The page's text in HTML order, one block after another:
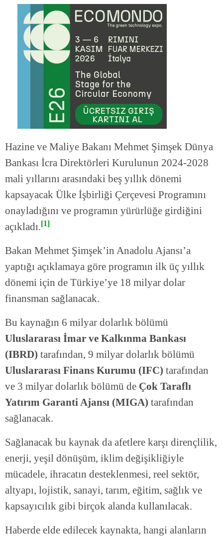
Hazine ve Maliye Bakanı Mehmet Şimşek Dünya
Bankası İcra Direktörleri Kurulunun 2024-2028
mali yıllarını arasındaki beş yıllık dönemi
kapsayacak Ülke İşbirliği Çerçevesi Programını
onayladığını ve programın yürürlüğe girdiğini
açıkladı.[1]
Bakan Mehmet Şimşek’in Anadolu Ajansı’a
yaptığı açıklamaya göre programın ilk üç yıllık
dönemi için de Türkiye’ye 18 milyar dolar
finansman sağlanacak.
Bu kaynağın 6 milyar dolarlık bölümü
Uluslararası İmar ve Kalkınma Bankası
(IBRD) tarafından, 9 milyar dolarlık bölümü
Uluslararası Finans Kurumu (IFC) tarafından
ve 3 milyar dolarlık bölümü de Çok Taraflı
Yatırım Garanti Ajansı (MIGA) tarafından
sağlanacak.
Sağlanacak bu kaynak da afetlere karşı dirençlilik,
enerji, yeşil dönüşüm, iklim değişikliğiyle
mücadele, ihracatın desteklenmesi, reel sektör,
altyapı, lojistik, sanayi, tarım, eğitim, sağlık ve
kapsayıcılık gibi birçok alanda kullanılacak.
Haberde elde edilecek kaynakta, hangi alanların